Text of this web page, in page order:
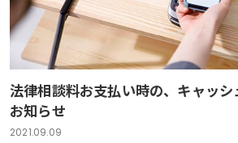
法律相談料お支払い時の、キャッ
お知らせ
2021.09.09